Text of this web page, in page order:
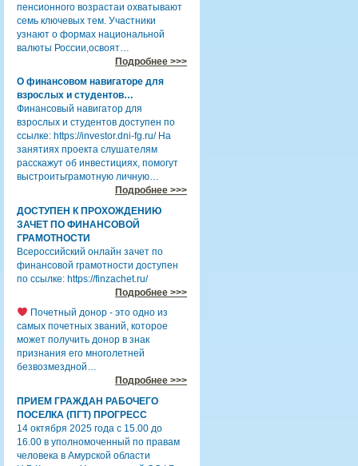
пенсионного возрастаи охватывают
семь ключевых тем. Участники
узнают о формах национальной
валюты России,освоят…
Подробнее >>>
О финансовом навигаторе для
взрослых и студентов…
Финансовый навигатор для
взрослых и студентов доступен по
ссылке: https://investor.dni-fg.ru/ На
занятиях проекта слушателям
расскажут об инвестициях, помогут
выстроитьграмотную личную…
Подробнее >>>
ДОСТУПЕН К ПРОХОЖДЕНИЮ
ЗАЧЕТ ПО ФИНАНСОВОЙ
ГРАМОТНОСТИ
Всероссийский онлайн зачет по
финансовой грамотности доступен
по ссылке: https://finzachet.ru/
Подробнее >>>
Почетный донор - это одно из
самых почетных званий, которое
может получить донор в знак
признания его многолетней
безвозмездной…
Подробнее >>>
ПРИЕМ ГРАЖДАН РАБОЧЕГО
ПОСЕЛКА (ПГТ) ПРОГРЕСС
14 октября 2025 года с 15.00 до
16.00 в уполномоченный по правам
человека в Амурской области